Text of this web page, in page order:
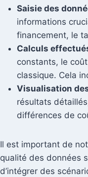
Saisie des
informations
financement, le
Calculs
constants, le
classique. Cela
Visualisation
résultats
différences de
Il est important de
qualité des données
d’intégrer des